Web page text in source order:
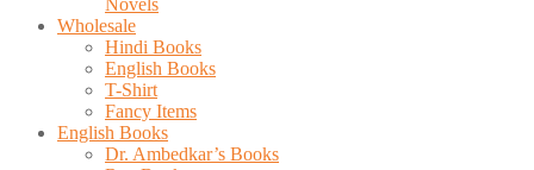
Wholesale
Hindi Books
English Books
T-Shirt
Fancy Items
English Books
Dr. Ambedkar’s Books